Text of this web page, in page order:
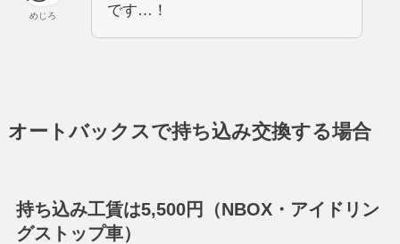
めじろ
です…！
オートバックスで持ち込み交換する場合
持ち込み工賃は5,500円（NBOX・アイドリン
グストップ車）